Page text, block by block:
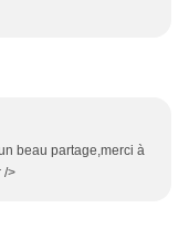
beau partage,merci à
/>